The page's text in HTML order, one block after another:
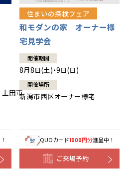
住まいの探検フェア
和モダンの家 オーナー様
宅見学会
開催期間
8月8日(土)・9日(日)
開催場所
新潟市西区オーナー様宅
QUOカード1000円分進呈中！
ご来場予約